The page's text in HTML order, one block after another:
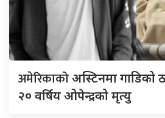
अमेरिकाकोअस्टिनमा
२० वर्षिय ओपेन्द्रको मृत्यु